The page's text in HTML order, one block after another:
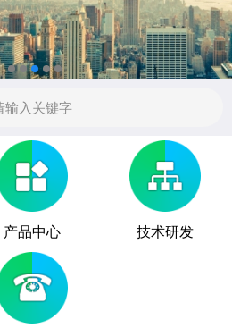
产品中心 技术研发